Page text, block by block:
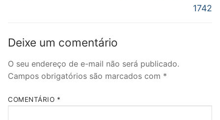
1742
Deixe um comentário
O seu endereço de e-mail não será publicado.
Campos obrigatórios são marcados com *
COMENTÁRIO *